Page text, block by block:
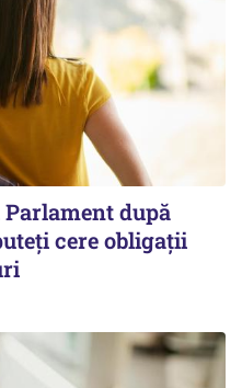
Parlament după
cere obligații